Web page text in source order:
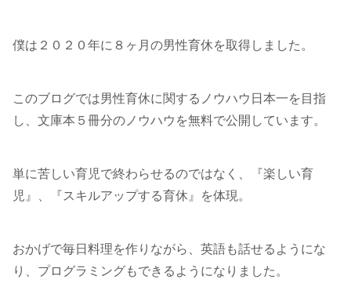
僕は２０２０年に８ヶ月の男性育休を取得しました。
このブログでは男性育休に関するノウハウ日本一を目指
し、文庫本５冊分のノウハウを無料で公開しています。
単に苦しい育児で終わらせるのではなく、『楽しい育
児』、『スキルアップする育休』を体現。
おかげで毎日料理を作りながら、英語も話せるようにな
り、プログラミングもできるようになりました。